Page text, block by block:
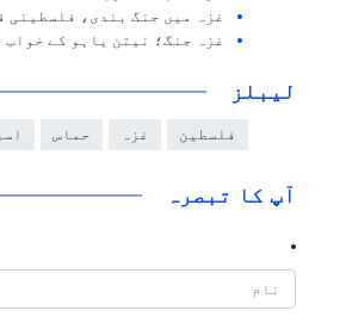
غزہ میں جنگ بندی، فلسطینی
غزہ جنگ؛ نیتن یاہو کے خواب
لیبلز
فلسطین غزہ حماس
آپ کا تبصرہ